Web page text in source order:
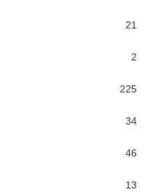
21
2
225
34
46
13